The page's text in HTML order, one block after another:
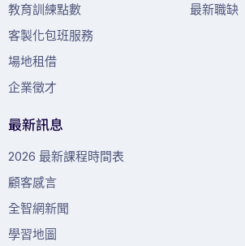
教育訓練點數
客製化包班服務
場地租借
企業徵才
最新職缺
最新訊息
2026 最新課程時間表
顧客感言
全智網新聞
學習地圖